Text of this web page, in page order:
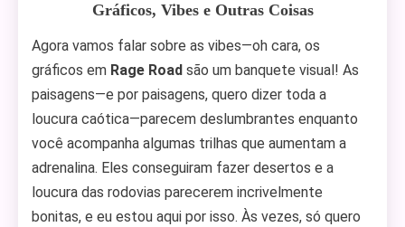
Gráficos, Vibes e Outras Coisas
Agora vamos falar sobre as vibes—oh cara, os
gráficos em Rage Road são um banquete visual! As
paisagens—e por paisagens, quero dizer toda a
loucura caótica—parecem deslumbrantes enquanto
você acompanha algumas trilhas que aumentam a
adrenalina. Eles conseguiram fazer desertos e a
loucura das rodovias parecerem incrivelmente
bonitas, e eu estou aqui por isso. Às vezes, só quero